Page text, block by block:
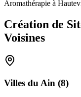
Aromathérapie à
Création de
Voisines
Villes du Ain (8)